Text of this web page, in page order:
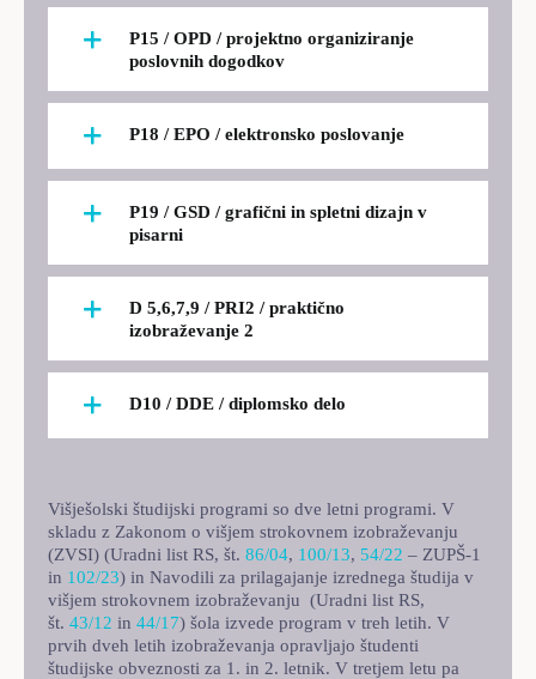
P15 / OPD / projektno organiziranje
poslovnih dogodkov
P18 / EPO / elektronsko poslovanje
P19 / GSD / grafični in spletni dizajn v
pisarni
D 5,6,7,9 / PRI2 / praktično
izobraževanje 2
D10 / DDE / diplomsko delo
Višješolski študijski programi so dve letni programi. V
skladu z Zakonom o višjem strokovnem izobraževanju
(ZVSI) (Uradni list RS, št. 86/04, 100/13, 54/22 – ZUPŠ-1
in 102/23) in Navodili za prilagajanje izrednega študija v
višjem strokovnem izobraževanju (Uradni list RS,
št. 43/12 in 44/17) šola izvede program v treh letih. V
prvih dveh letih izobraževanja opravljajo študenti
študijske obveznosti za 1. in 2. letnik. V tretjem letu pa